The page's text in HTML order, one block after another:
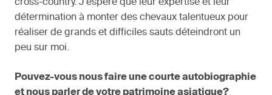
cross-country. J’espère que leur expertise et leur
détermination à monter des chevaux talentueux pour
réaliser de grands et difficiles sauts déteindront un
peu sur moi.
Pouvez-vous nous faire une courte autobiographie
et nous parler de votre patrimoine asiatique?